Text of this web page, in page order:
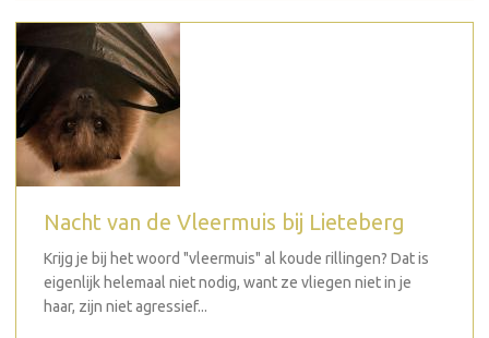
Nacht van de Vleermuis bij Lieteberg
Krijg je bij het woord "vleermuis" al koude rillingen? Dat is
eigenlijk helemaal niet nodig, want ze vliegen niet in je
haar, zijn niet agressief...